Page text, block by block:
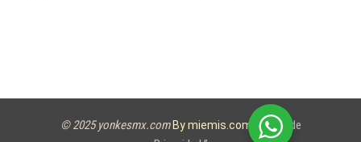
© 2025 yonkesmx.com By miemis.com
Aviso de